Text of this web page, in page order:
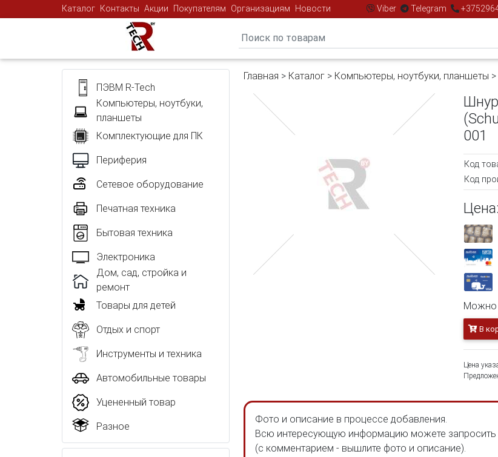
Каталог Контакты Акции Покупателям Организациям Новости Viber Telegram
ПЭВМ R-Tech
Компьютеры, ноутбуки,
планшеты
Комплектующие для ПК
Периферия
Сетевое оборудование
Печатная техника
Бытовая техника
Электроника
Дом, сад, стройка и
ремонт
Товары для детей
Отдых и спорт
Инструменты и техника
Автомобильные товары
Уцененный товар
Разное
Главная > Каталог > Компьютеры, ноутбуки, планшеты >
001
Код
Код
Цена:
Можно
В
Цена
Фото и описание в процессе добавления.
Всю интересующую информацию можете запросить
(с комментарием - вышлите фото и описание).